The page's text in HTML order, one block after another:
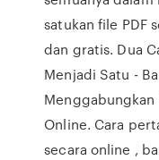
satukan file PDF
dan gratis. Dua
Menjadi Satu -
Menggabungkan
Online. Cara
secara online ,